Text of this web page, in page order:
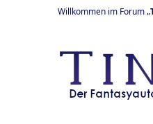
Willkommen im Forum „